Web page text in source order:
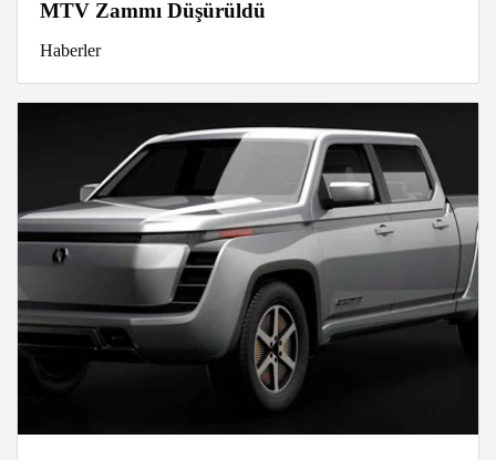
MTV Zammı Düşürüldü
Haberler